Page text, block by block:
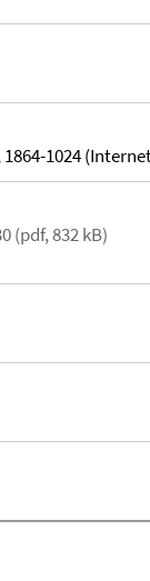
1024
(pdf, 832 kB)